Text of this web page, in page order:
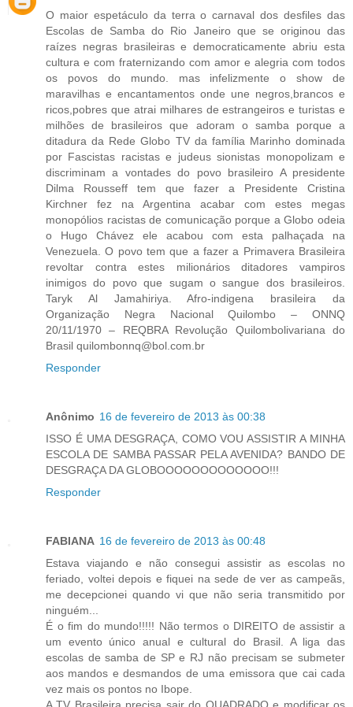
O maior espetáculo da terra o carnaval dos desfiles das
Escolas de Samba do Rio Janeiro que se originou das
raízes negras brasileiras e democraticamente abriu esta
cultura e com fraternizando com amor e alegria com todos
os povos do mundo. mas infelizmente o show de
maravilhas e encantamentos onde une negros,brancos e
ricos,pobres que atrai milhares de estrangeiros e turistas e
milhões de brasileiros que adoram o samba porque a
ditadura da Rede Globo TV da família Marinho dominada
por Fascistas racistas e judeus sionistas monopolizam e
discriminam a vontades do povo brasileiro A presidente
Dilma Rousseff tem que fazer a Presidente Cristina
Kirchner fez na Argentina acabar com estes megas
monopólios racistas de comunicação porque a Globo odeia
o Hugo Chávez ele acabou com esta palhaçada na
Venezuela. O povo tem que a fazer a Primavera Brasileira
revoltar contra estes milionários ditadores vampiros
inimigos do povo que sugam o sangue dos brasileiros.
Taryk Al Jamahiriya. Afro-indigena brasileira da
Organização Negra Nacional Quilombo – ONNQ
20/11/1970 – REQBRA Revolução Quilombolivariana do
Brasil quilombonnq@bol.com.br
Responder
Anônimo 16 de fevereiro de 2013 às 00:38
ISSO É UMA DESGRAÇA, COMO VOU ASSISTIR A MINHA
ESCOLA DE SAMBA PASSAR PELA AVENIDA? BANDO DE
DESGRAÇA DA GLOBOOOOOOOOOOOOO!!!
Responder
FABIANA 16 de fevereiro de 2013 às 00:48
Estava viajando e não consegui assistir as escolas no
feriado, voltei depois e fiquei na sede de ver as campeãs,
me decepcionei quando vi que não seria transmitido por
ninguém...
É o fim do mundo!!!!! Não termos o DIREITO de assistir a
um evento único anual e cultural do Brasil. A liga das
escolas de samba de SP e RJ não precisam se submeter
aos mandos e desmandos de uma emissora que cai cada
vez mais os pontos no Ibope.
A TV Brasileira precisa sair do QUADRADO e modificar os